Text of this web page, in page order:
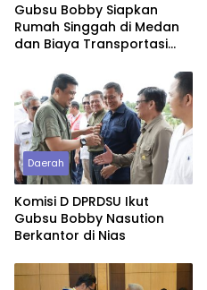
Gubsu Bobby Siapkan
Rumah Singgah di Medan
dan Biaya Transportasi
Penderita Suspek Leukemia
Asal Nias Barat
Daerah
Komisi D DPRDSU Ikut
Gubsu Bobby Nasution
Berkantor di Nias